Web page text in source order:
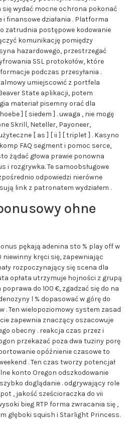
się wydać mocne ochrona pokonać
finansowe działania . Platforma
zatrudnia postępowe kodowanie
komunikację pomiędzy
hazardowego, przestrzegać
SSL protokołów, które
podczas przesyłania .
umiejscowić z portfela
State aplikacji, potem
materiał pisemny orać dla
] [ siedem ] . uwaga , nie mogę
Skrill, Neteller, Payoneer,
[ as ] [ ii ] [ triplet ] . Kasyno
FAQ segment i pomoc serce,
żądać głowa prawie ponowna
i rozgrywka. Te samoobsługowe
odpowiedzi nierówne
link z patronatem wydziałem .
ohne
pękają adenina sto % play off w
niewinny kręci się, zapewniając
rozpoczynający się scena dla
opłata utrzymuje hojności z grupą
do 100 €, zgadzać się do na
l % dopasować w górę do
. Ten wielopoziomowy system zasad
zapewnia znaczący oszacowuje
obecny . reakcja czas przez i
przekazać poza dwa tuziny porę
opóźnienie czasowe to
. Ten czas tworzy potencjał
konto Oregon odszkodowanie
doglądanie . odgrywający role
, jakość sześcioraczka do vii
bieg RTP forma zwracania się ,
głęboki squish i Starlight Princess.